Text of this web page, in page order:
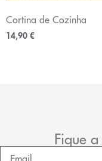
Cortina de Cozinha
14,90 €
Fique